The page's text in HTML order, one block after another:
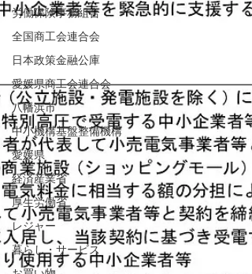
労働保険事務組合
全国商工会連合会
日本政策金融公庫
愛媛県商工会連合会
八幡浜市
中小機構基盤整備機構
愛媛県
経済産業省
厚生労働省
レジャー
暮らし・サービス